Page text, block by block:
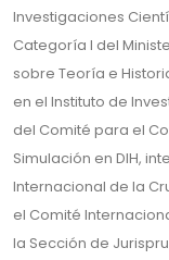
Investigaciones
Categoría I del
sobre Teoría e
en el Instituto de
del Comité para el
Simulación en DIH,
Internacional de la
el Comité
la Sección de